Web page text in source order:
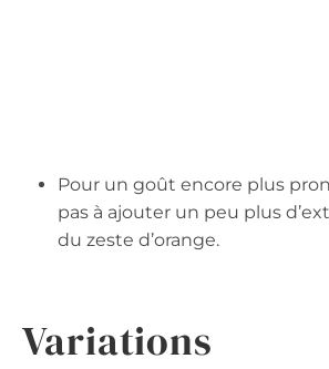
Pour un goût encore plus
pas à ajouter un peu plus
du zeste d’orange.
Variations